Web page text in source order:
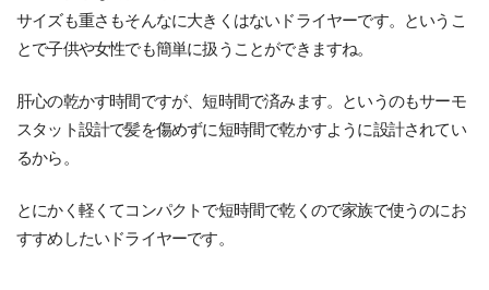
サイズも重さもそんなに大きくはないドライヤーです。というこ
とで子供や女性でも簡単に扱うことができますね。
肝心の乾かす時間ですが、短時間で済みます。というのもサーモ
スタット設計で髪を傷めずに短時間で乾かすように設計されてい
るから。
とにかく軽くてコンパクトで短時間で乾くので家族で使うのにお
すすめしたいドライヤーです。